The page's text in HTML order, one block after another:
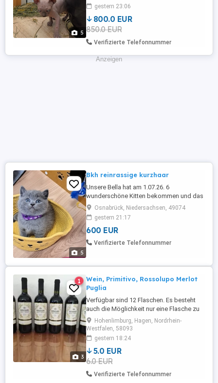
5
bestens sozialisiert. Sie wachsen mitten
in unserer Familie auf und sind an alle
Alltagsgeräusche gewöhnt. Sphynx-
Katzen sind bekannt für ihr
menschenbezogenes, anhängliches und
intelligentes ...
gestern 23:06
800.0 EUR
850.0 EUR
Verifizierte Telefonnummer
Anzeigen
5
Bkh reinrassige kurzhaar
Unsere Bella hat am 1.07.26. 6
wunderschöne Kitten bekommen und das
sind fünf Männchen und eine Weibchen
alle mit farbe Blue. Die Kitten sind
mehrmals entwurmt mit paste panakur
und ab acht Wochen werden die einmal
geimpft fon katzenschnupfen und
Osnabrück, Niedersachsen, 49074
gestern 21:17
600 EUR
Verifizierte Telefonnummer
3
1
Wein, Primitivo, Rossolupo Merlot
Puglia
Verfügbar sind 12 Flaschen. Es besteht
auch die Möglichkeit nur eine Flasche zu
kaufen Bei Fragen gern melden.
Hohenlimburg, Hagen, Nordrhein-
Westfalen, 58093
gestern 18:24
5.0 EUR
6.0 EUR
Verifizierte Telefonnummer